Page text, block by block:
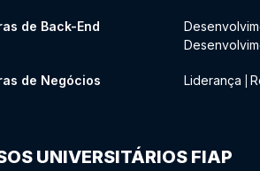
de Back-End
de Negócios Liderança
UNIVERSITÁRIOS FIAP